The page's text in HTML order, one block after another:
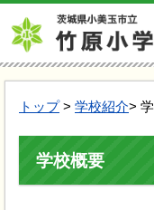
トップ> 学校紹介>
学校概要